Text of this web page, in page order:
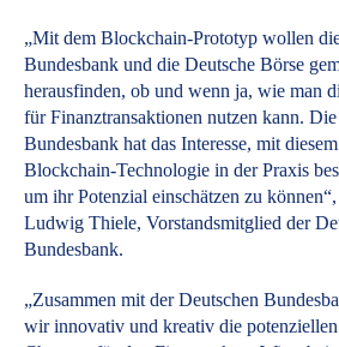
„Mit dem Blockchain-Prototyp wollen
Bundesbank und die Deutsche Börse
herausfinden, ob und wenn ja, wie man
für Finanztransaktionen nutzen kann.
Bundesbank hat das Interesse, mit
Blockchain-Technologie in der Praxis
um ihr Potenzial einschätzen zu
Ludwig Thiele, Vorstandsmitglied der
Bundesbank.
„Zusammen mit der Deutschen
wir innovativ und kreativ die